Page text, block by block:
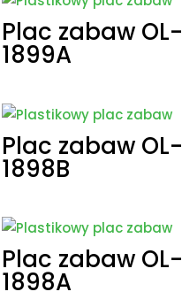
Plac zabaw OL-
1899A
Plac zabaw OL-
1898B
Plac zabaw OL-
1898A